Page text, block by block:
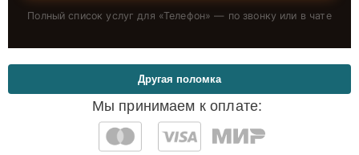
Полный список услуг для «Телефон» — по звонку или в чате
Мы принимаем к оплате:
Другая поломка